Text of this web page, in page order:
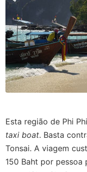
Esta região de Phi
taxi boat. Basta
Tonsai. A viagem
150 Baht por